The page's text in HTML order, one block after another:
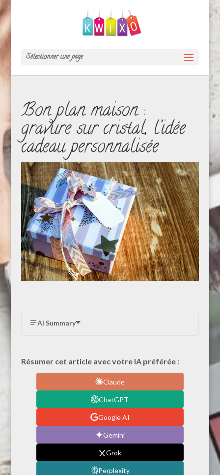
Sélectionner une page
Bon plan maison :
gravure sur cristal, l’idée
cadeau personnalisée
AI Summary
Résumer cet article avec votre IA préférée :
Claude
ChatGPT
Google AI
Gemini
Grok
Perplexity